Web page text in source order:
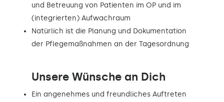
und Betreuung von Patienten im OP und im
(integrierten) Aufwachraum
Natürlich ist die Planung und Dokumentation
der Pflegemaßnahmen an der Tagesordnung
Unsere Wünsche an Dich
Ein angenehmes und freundliches Auftreten